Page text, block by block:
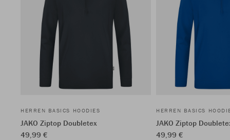
HERREN BASICS HOODIES
JAKO Ziptop Doubletex
49,99 €
HERREN BASICS
JAKO Ziptop
49,99 €